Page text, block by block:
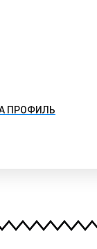
ПРОФИЛЬ